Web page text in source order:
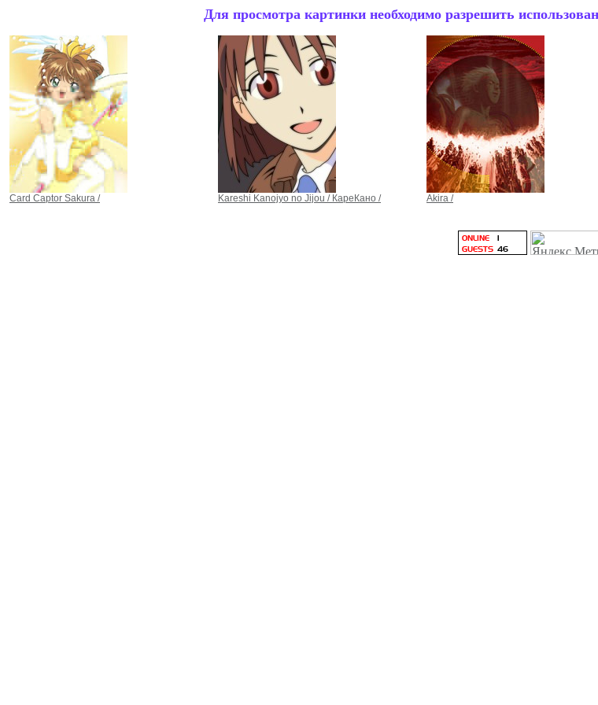
Для просмотра картинки необходимо разрешить
Card Captor Sakura / Kareshi Kanojyo no Jijou / КареКано / Akira /